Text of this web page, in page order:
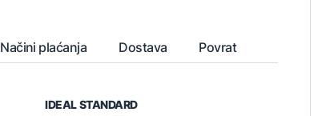
Načini plaćanja Dostava Povrat
IDEAL STANDARD